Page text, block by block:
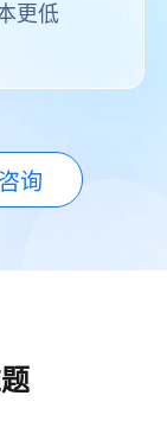
更低
询